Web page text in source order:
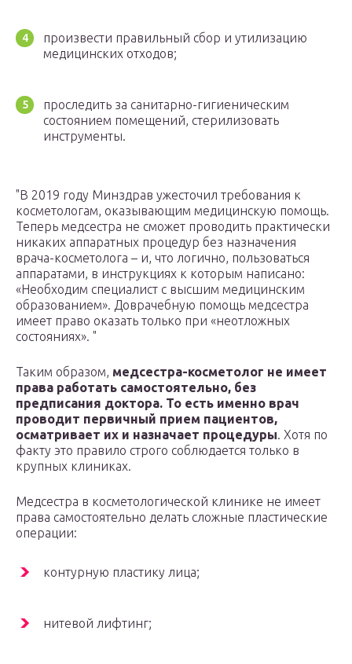
произвести правильный сбор и утилизацию
медицинских отходов;
проследить за санитарно-гигиеническим
состоянием помещений, стерилизовать
инструменты.
В 2019 году Минздрав ужесточил требования к
косметологам, оказывающим медицинскую помощь.
Теперь медсестра не сможет проводить практически
никаких аппаратных процедур без назначения
врача-косметолога – и, что логично, пользоваться
аппаратами, в инструкциях к которым написано:
«Необходим специалист с высшим медицинским
образованием». Доврачебную помощь медсестра
имеет право оказать только при «неотложных
состояниях».
Таким образом, медсестра-косметолог не имеет
права работать самостоятельно, без
предписания доктора. То есть именно врач
проводит первичный прием пациентов,
осматривает их и назначает процедуры. Хотя по
факту это правило строго соблюдается только в
крупных клиниках.
Медсестра в косметологической клинике не имеет
права самостоятельно делать сложные пластические
операции:
контурную пластику лица;
нитевой лифтинг;